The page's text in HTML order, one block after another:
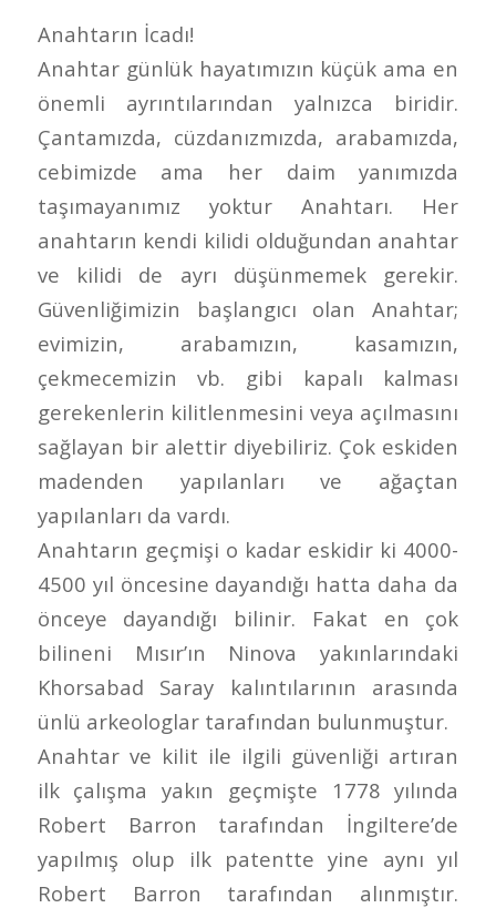
Anahtarın İcadı!
Anahtar günlük hayatımızın küçük ama en
önemli ayrıntılarından yalnızca biridir.
Çantamızda, cüzdanızmızda, arabamızda,
cebimizde ama her daim yanımızda
taşımayanımız yoktur Anahtarı. Her
anahtarın kendi kilidi olduğundan anahtar
ve kilidi de ayrı düşünmemek gerekir.
Güvenliğimizin başlangıcı olan Anahtar;
evimizin, arabamızın, kasamızın,
çekmecemizin vb. gibi kapalı kalması
gerekenlerin kilitlenmesini veya açılmasını
sağlayan bir alettir diyebiliriz. Çok eskiden
madenden yapılanları ve ağaçtan
yapılanları da vardı.
Anahtarın geçmişi o kadar eskidir ki 4000-
4500 yıl öncesine dayandığı hatta daha da
önceye dayandığı bilinir. Fakat en çok
bilineni Mısır’ın Ninova yakınlarındaki
Khorsabad Saray kalıntılarının arasında
ünlü arkeologlar tarafından bulunmuştur.
Anahtar ve kilit ile ilgili güvenliği artıran
ilk çalışma yakın geçmişte 1778 yılında
Robert Barron tarafından İngiltere’de
yapılmış olup ilk patentte yine aynı yıl
Robert Barron tarafından alınmıştır.